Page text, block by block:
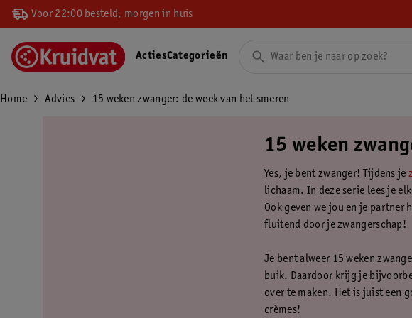
Voor 22:00 besteld, morgen in huis
ActiesCategorieën
Home Advies 15 weken zwanger: de week van het smeren
15 weken
Yes, je bent zwanger! Tijdens je
lichaam. In deze serie lees je
Ook geven we jou en je partner
fluitend door je zwangerschap!
Je bent alweer 15 weken
buik. Daardoor krijg je
over te maken. Het is juist een
crèmes!